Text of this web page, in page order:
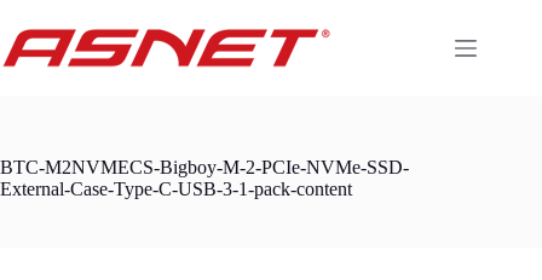
content
BTC-M2NVMECS-Bigboy-M-2-PCIe-NVMe-SSD-
External-Case-Type-C-USB-3-1-pack-content